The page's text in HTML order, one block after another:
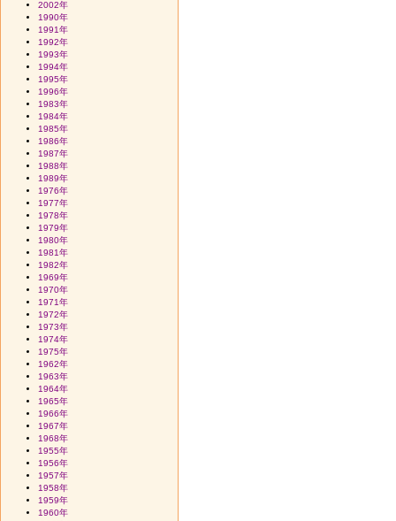
2002年
1990年
1991年
1992年
1993年
1994年
1995年
1996年
1983年
1984年
1985年
1986年
1987年
1988年
1989年
1976年
1977年
1978年
1979年
1980年
1981年
1982年
1969年
1970年
1971年
1972年
1973年
1974年
1975年
1962年
1963年
1964年
1965年
1966年
1967年
1968年
1955年
1956年
1957年
1958年
1959年
1960年